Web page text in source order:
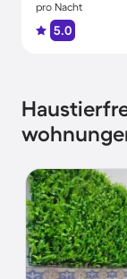
pro Nacht
5.0